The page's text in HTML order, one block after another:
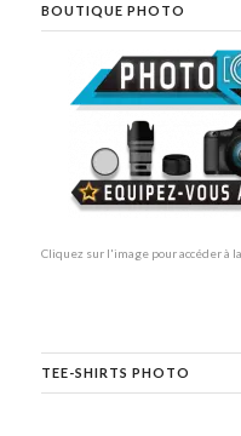
BOUTIQUE PHOTO
Cliquez sur l'image pour accéder à
TEE-SHIRTS PHOTO